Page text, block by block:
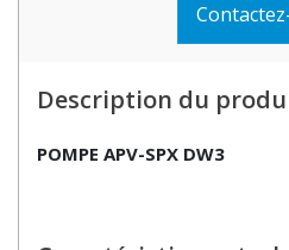
Description du
POMPE APV-SPX DW3